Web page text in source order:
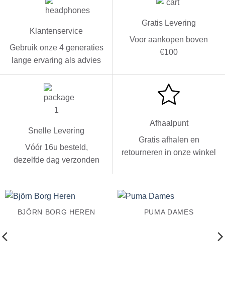
Klantenservice
Gebruik onze 4 generaties
lange ervaring als advies
Gratis Levering
Voor aankopen boven
€100
Snelle Levering
Vóór 16u besteld,
dezelfde dag verzonden
Afhaalpunt
Gratis afhalen en
retourneren in onze winkel
BJÖRN BORG HEREN PUMA DAMES